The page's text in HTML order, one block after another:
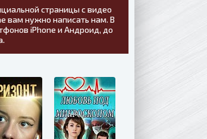
страницы с видео
вам нужно написать нам. В
iPhone и Андроид, до